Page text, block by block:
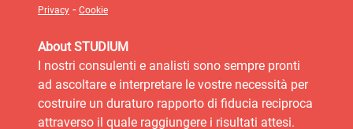
Privacy - Cookie
About STUDIUM
I nostri consulenti e analisti sono sempre pronti
ad ascoltare e interpretare le vostre necessità per
costruire un duraturo rapporto di fiducia reciproca
attraverso il quale raggiungere i risultati attesi.